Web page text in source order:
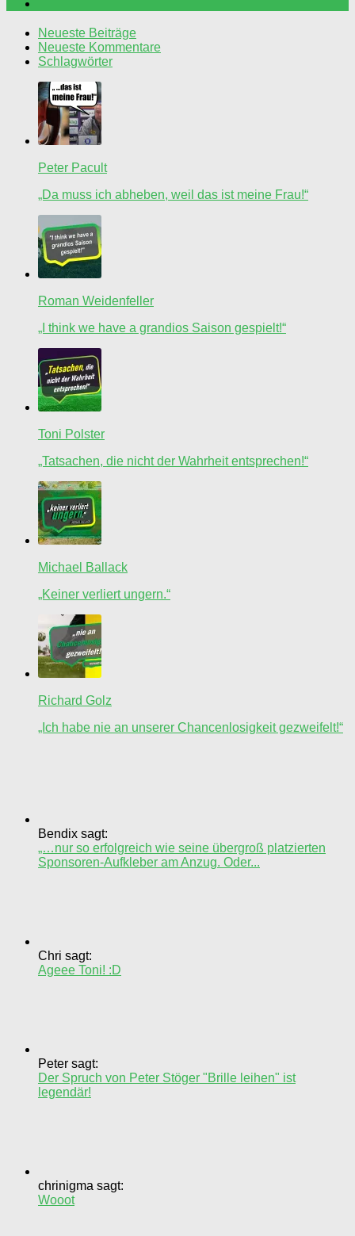
Neueste Beiträge
Neueste Kommentare
Schlagwörter
Peter Pacult
„Da muss ich abheben, weil das ist meine Frau!“
Roman Weidenfeller
„I think we have a grandios Saison gespielt!“
Toni Polster
„Tatsachen, die nicht der Wahrheit entsprechen!“
Michael Ballack
„Keiner verliert ungern.“
Richard Golz
„Ich habe nie an unserer Chancenlosigkeit gezweifelt!“
Bendix sagt:
„…nur so erfolgreich wie seine übergroß platzierten
Sponsoren-Aufkleber am Anzug. Oder...
Chri sagt:
Ageee Toni! :D
Peter sagt:
Der Spruch von Peter Stöger "Brille leihen" ist
legendär!
chrinigma sagt:
Wooot